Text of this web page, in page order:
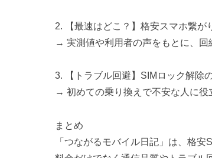
2. 【最速はどこ？】格安スマホ繋
→ 実測値や利用者の声をもとに、回
3. 【トラブル回避】SIMロック解除
→ 初めての乗り換えで不安な人に役
まとめ
「つながるモバイル日記」は、格